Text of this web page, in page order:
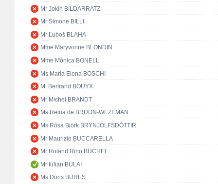
Mr Jokin BILDARRATZ
Mr Simone BILLI
Mr Ľuboš BLAHA
Mme Maryvonne BLONDIN
Mme Mònica BONELL
Ms Maria Elena BOSCHI
M. Bertrand BOUYX
Mr Michel BRANDT
Ms Reina de BRUIJN-WEZEMAN
Ms Rósa Björk BRYNJÓLFSDÓTTIR
Mr Maurizio BUCCARELLA
Mr Roland Rino BÜCHEL
Mr Iulian BULAI
Ms Doris BURES